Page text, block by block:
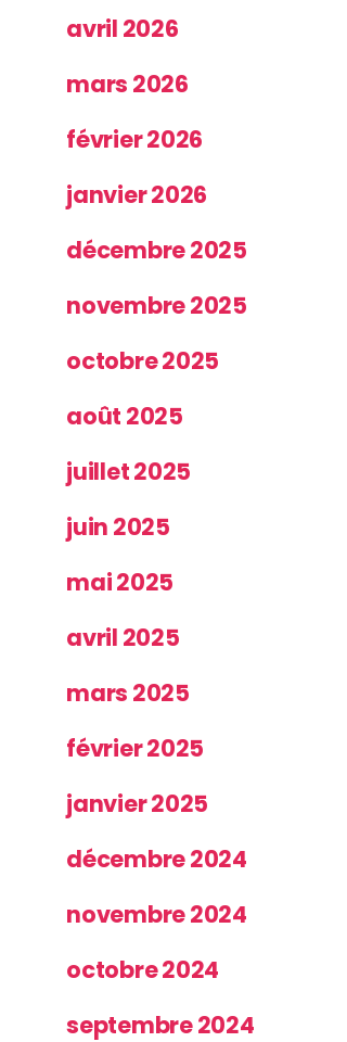
avril 2026
mars 2026
février 2026
janvier 2026
décembre 2025
novembre 2025
octobre 2025
août 2025
juillet 2025
juin 2025
mai 2025
avril 2025
mars 2025
février 2025
janvier 2025
décembre 2024
novembre 2024
octobre 2024
septembre 2024